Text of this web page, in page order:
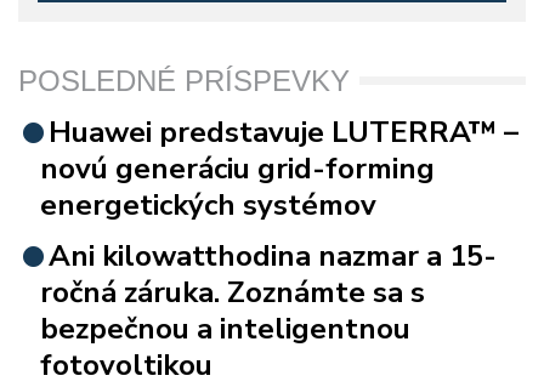
POSLEDNÉ PRÍSPEVKY
Huawei predstavuje LUTERRA™ –
novú generáciu grid-forming
energetických systémov
Ani kilowatthodina nazmar a 15-
ročná záruka. Zoznámte sa s
bezpečnou a inteligentnou
fotovoltikou